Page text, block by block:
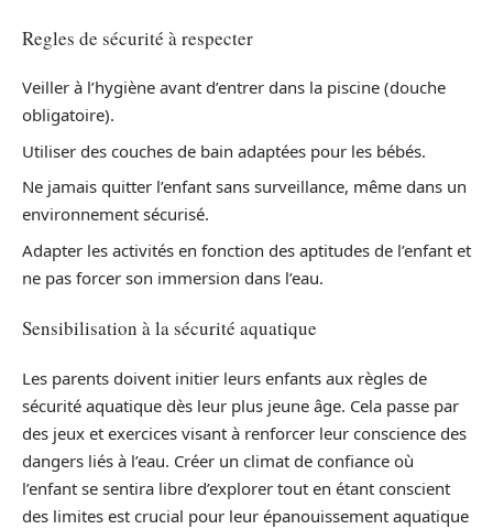
Regles de sécurité à respecter
Veiller à l’hygiène avant d’entrer dans la piscine (douche
obligatoire).
Utiliser des couches de bain adaptées pour les bébés.
Ne jamais quitter l’enfant sans surveillance, même dans un
environnement sécurisé.
Adapter les activités en fonction des aptitudes de l’enfant et
ne pas forcer son immersion dans l’eau.
Sensibilisation à la sécurité aquatique
Les parents doivent initier leurs enfants aux règles de
sécurité aquatique dès leur plus jeune âge. Cela passe par
des jeux et exercices visant à renforcer leur conscience des
dangers liés à l’eau. Créer un climat de confiance où
l’enfant se sentira libre d’explorer tout en étant conscient
des limites est crucial pour leur épanouissement aquatique